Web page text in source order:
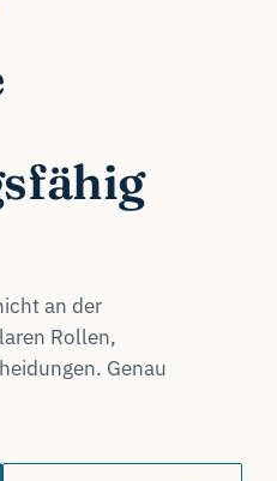
an der
Rollen,
Genau